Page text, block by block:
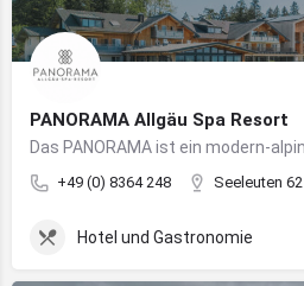
PANORAMA Allgäu Spa Resort
+49 (0) 8364 248 Seeleuten 62
Hotel und Gastronomie